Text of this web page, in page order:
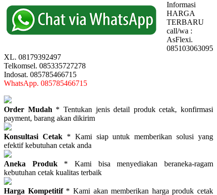
Informasi
HARGA
TERBARU
call/wa :
AsFlexi.
085103063095
XL. 08179392497
Telkomsel. 085335727278
Indosat. 085785466715
WhatsApp. 085785466715
Order Mudah * Tentukan jenis detail produk cetak, konfirmasi
payment, barang akan dikirim
Konsultasi Cetak* Kami siap untuk memberikan solusi yang
efektif kebutuhan cetak anda
Aneka Produk * Kami bisa menyediakan beraneka-ragam
kebutuhan cetak kualitas terbaik
Harga Kompetitif* Kami akan memberikan harga produk cetak